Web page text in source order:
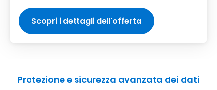
Scopri i dettagli dell'offerta
Protezione e sicurezza avanzata dei dati